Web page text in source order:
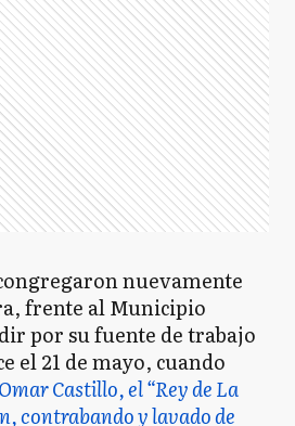
nuevamente
frente al Municipio
por su fuente de trabajo
el 21 de mayo, cuando
Castillo, el “Rey de La
contrabando y lavado de